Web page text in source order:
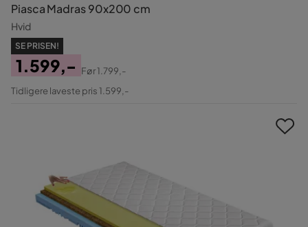
Piasca Madras 90x200 cm
Hvid
SE PRISEN!
Pris
1.599,-
Original
Før1.799,-
Tidligere laveste pris 1.599,-